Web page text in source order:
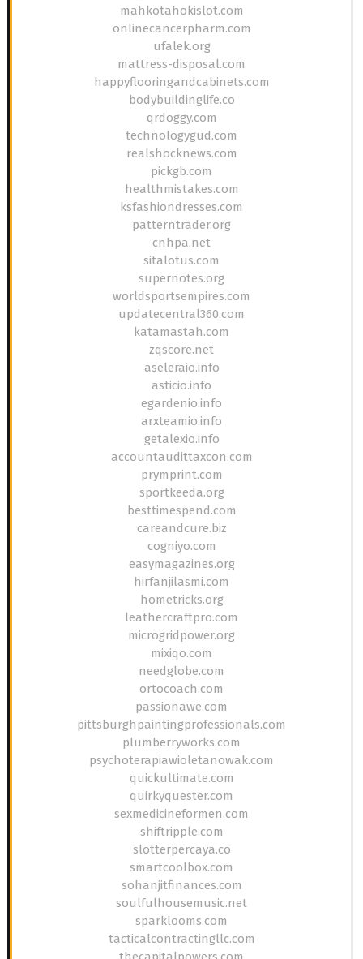
mahkotahokislot.com
onlinecancerpharm.com
ufalek.org
mattress-disposal.com
happyflooringandcabinets.com
bodybuildinglife.co
qrdoggy.com
technologygud.com
realshocknews.com
pickgb.com
healthmistakes.com
ksfashiondresses.com
patterntrader.org
cnhpa.net
sitalotus.com
supernotes.org
worldsportsempires.com
updatecentral360.com
katamastah.com
zqscore.net
aseleraio.info
asticio.info
egardenio.info
arxteamio.info
getalexio.info
accountaudittaxcon.com
prymprint.com
sportkeeda.org
besttimespend.com
careandcure.biz
cogniyo.com
easymagazines.org
hirfanjilasmi.com
hometricks.org
leathercraftpro.com
microgridpower.org
mixiqo.com
needglobe.com
ortocoach.com
passionawe.com
pittsburghpaintingprofessionals.com
plumberryworks.com
psychoterapiawioletanowak.com
quickultimate.com
quirkyquester.com
sexmedicineformen.com
shiftripple.com
slotterpercaya.co
smartcoolbox.com
sohanjitfinances.com
soulfulhousemusic.net
sparklooms.com
tacticalcontractingllc.com